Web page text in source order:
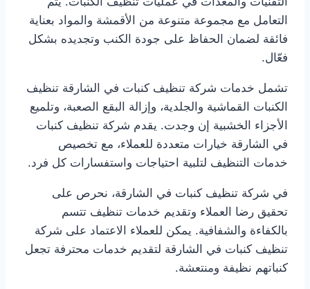
التعامل مع مجموعة متنوعة من الأقمشة والمواد بعناية
فائقة لضمان الحفاظ على جودة الكنب وتجديده بشكل
فعّال.
تشمل خدمات شركة تنظيف كنبات في الشارقة تنظيف
الكنبات القماشية والجلدية، وإزالة البقع الصعبة، وتلميع
الأجزاء الخشبية إن وجدت. يقدم شركة تنظيف كنبات
في الشارقة خيارات متعددة للعملاء، مع تخصيص
خدمات التنظيف لتلبية احتياجات واستفسارات كل فرد.
في شركة تنظيف كنبات في الشارقة، نحرص على
تحقيق رضا العملاء وتقديم خدمات تنظيف تتسم
بالكفاءة والشفافية. يمكن للعملاء الاعتماد على شركة
تنظيف كنبات في الشارقة لتقديم خدمات محترفة تجعل
كنباتهم نظيفة ومنتعشة.